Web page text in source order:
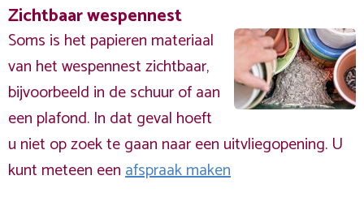
Zichtbaar wespennest
Soms is het papieren materiaal
van het wespennest zichtbaar,
bijvoorbeeld in de schuur of aan
een plafond. In dat geval hoeft
u niet op zoek te gaan naar een uitvliegopening. U
kunt meteen eenafspraak maken